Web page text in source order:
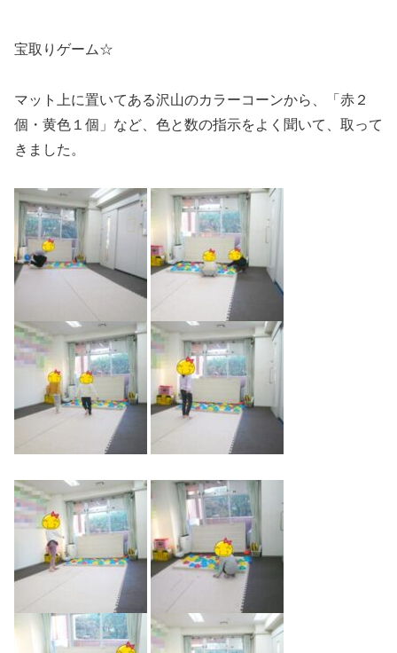
宝取りゲーム☆
マット上に置いてある沢山のカラーコーンから、「赤２
個・黄色１個」など、色と数の指示をよく聞いて、取って
きました。